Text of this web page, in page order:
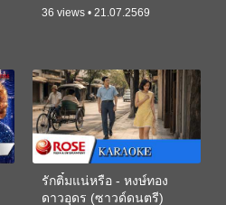
36 views • 21.07.2569
รักติ๋มแน่หรือ - หงษ์ทอง
ดาวอุดร (ซาวด์ดนตรี)